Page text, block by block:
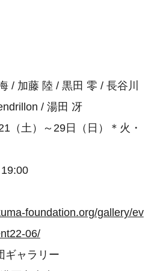
/ 加藤 陸 / 黒田 零 / 長谷川
/ 湯田 冴
土）～29日（日）＊火・
foundation.org/gallery/ev
06/
ャラリー